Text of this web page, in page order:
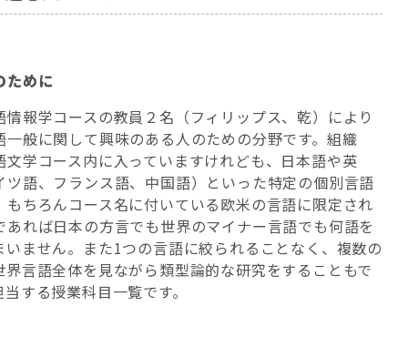
ために
報学コースの教員２名（フィリップス、乾）により
般に関して興味のある人のための分野です。組織
文学コース内に入っていますけれども、日本語や英
ツ語、フランス語、中国語）といった特定の個別言語
もちろんコース名に付いている欧米の言語に限定され
あれば日本の方言でも世界のマイナー言語でも何語を
ません。また1つの言語に絞られることなく、複数の
言語全体を見ながら類型論的な研究をすることもで
する授業科目一覧です。